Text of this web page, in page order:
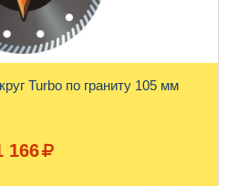
Turbo по граниту 105 мм
166